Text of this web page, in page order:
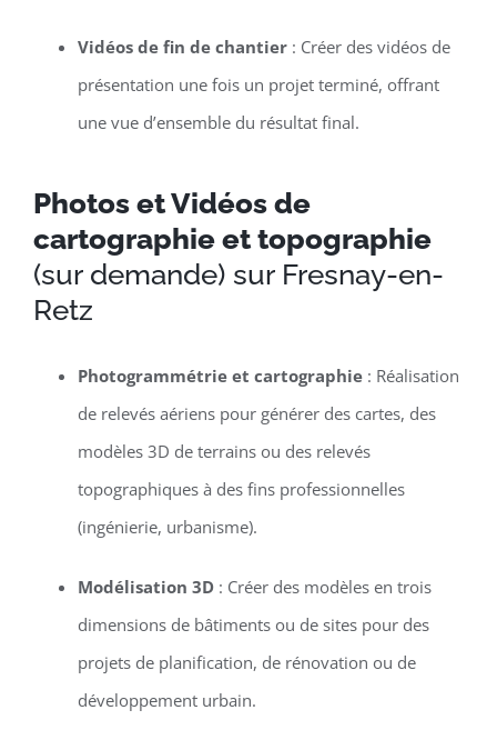
Vidéos de fin de chantier: Créer des vidéos de
présentation une fois un projet terminé, offrant
une vue d’ensemble du résultat final.
Photos et Vidéos de
cartographie et topographie
(sur demande) sur Fresnay-en-
Retz
Photogrammétrie et cartographie: Réalisation
de relevés aériens pour générer des cartes, des
modèles 3D de terrains ou des relevés
topographiques à des fins professionnelles
(ingénierie, urbanisme).
Modélisation 3D: Créer des modèles en trois
dimensions de bâtiments ou de sites pour des
projets de planification, de rénovation ou de
développement urbain.